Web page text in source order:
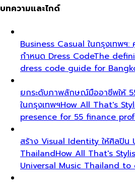
บทความและไกด์
Business Casual ในกรุงเทพฯ
กำหนด Dress CodeThe
dress code guide for
ยกระดับภาพลักษณ์มืออาชีพให้
ในกรุงเทพฯHow All That's
presence for 55 finance
สร้าง Visual Identity ให้ศิลปิน
ThailandHow All That's
Universal Music Thailand to